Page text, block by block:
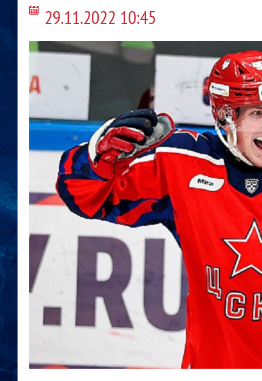
29.11.2022 10:45